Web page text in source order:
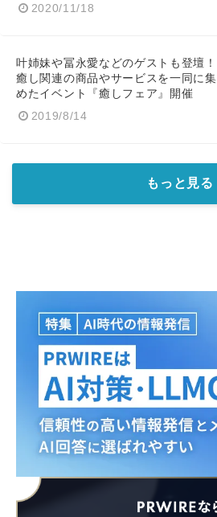
2020/11/18
叶姉妹や冨永愛などのゲストも登壇！
癒し関連の商品やサービスを一同に集
めたイベント『癒しフェア』開催
2019/8/14
もっと見る